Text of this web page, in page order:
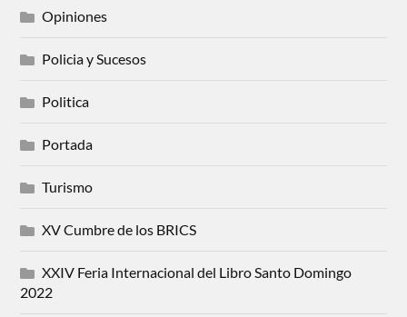
Opiniones
Policia y Sucesos
Politica
Portada
Turismo
XV Cumbre de los BRICS
XXIV Feria Internacional del Libro Santo Domingo
2022